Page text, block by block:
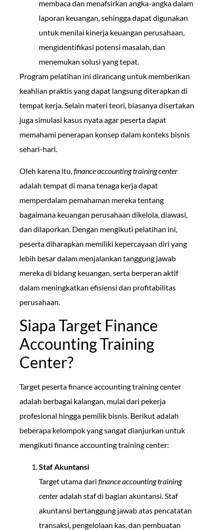
membaca dan menafsirkan angka-angka dalam
laporan keuangan, sehingga dapat digunakan
untuk menilai kinerja keuangan perusahaan,
mengidentifikasi potensi masalah, dan
menemukan solusi yang tepat.
Program pelatihan ini dirancang untuk memberikan
keahlian praktis yang dapat langsung diterapkan di
tempat kerja. Selain materi teori, biasanya disertakan
juga simulasi kasus nyata agar peserta dapat
memahami penerapan konsep dalam konteks bisnis
sehari-hari.
Oleh karena itu,finance accounting training center
adalah tempat di mana tenaga kerja dapat
memperdalam pemahaman mereka tentang
bagaimana keuangan perusahaan dikelola, diawasi,
dan dilaporkan. Dengan mengikuti pelatihan ini,
peserta diharapkan memiliki kepercayaan diri yang
lebih besar dalam menjalankan tanggung jawab
mereka di bidang keuangan, serta berperan aktif
dalam meningkatkan efisiensi dan profitabilitas
perusahaan.
Siapa Target Finance
Accounting Training
Center?
Target peserta finance accounting training center
adalah berbagai kalangan, mulai dari pekerja
profesional hingga pemilik bisnis. Berikut adalah
beberapa kelompok yang sangat dianjurkan untuk
mengikuti finance accounting training center:
Staf Akuntansi
Target utama dari finance accounting training
centeradalah staf di bagian akuntansi. Staf
akuntansi bertanggung jawab atas pencatatan
transaksi, pengelolaan kas, dan pembuatan